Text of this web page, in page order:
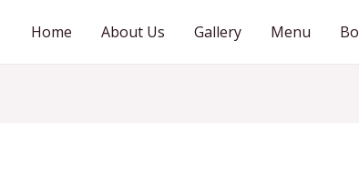
Home About Us Gallery Menu